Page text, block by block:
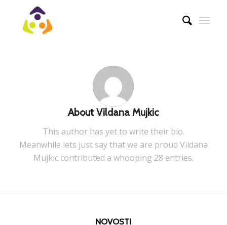
AboutVildana Mujkic
This author has yet to write their bio.
Meanwhile lets just say that we are proud Vildana
Mujkiccontributed a whooping 28 entries.
NOVOSTI